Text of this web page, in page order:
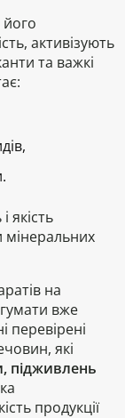
активізують
та важкі
якість
мінеральних
на
вже
перевірені
які
підживлень
продукції